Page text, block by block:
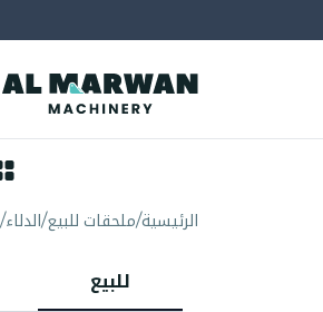
الرئيسية ملحقات للبيع الدلاء
للبيع